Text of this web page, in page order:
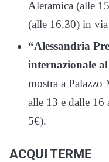
Aleramica (alle
(alle 16.30) in
“Alessandria
internazionale
mostra a
alle 13 e dalle
5€).
ACQUI TERME